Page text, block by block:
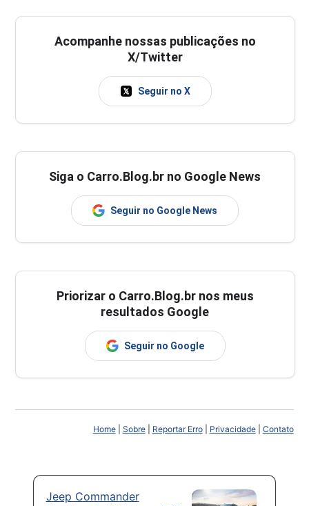
Acompanhe nossas publicações no
X/Twitter
Seguir no X
Siga o Carro.Blog.br no Google News
Seguir no Google News
Priorizar o Carro.Blog.br nos meus
resultados Google
Seguir no Google
Home| Sobre| Reportar Erro| Privacidade| Contato
Jeep Commander